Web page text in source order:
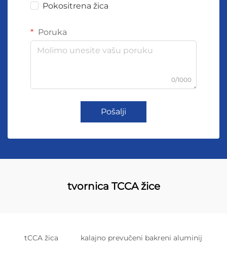
Pokositrena žica
Poruka
0/1000
Pošalji
tvornica TCCA žice
tCCA žica kalajno prevučeni bakreni aluminij